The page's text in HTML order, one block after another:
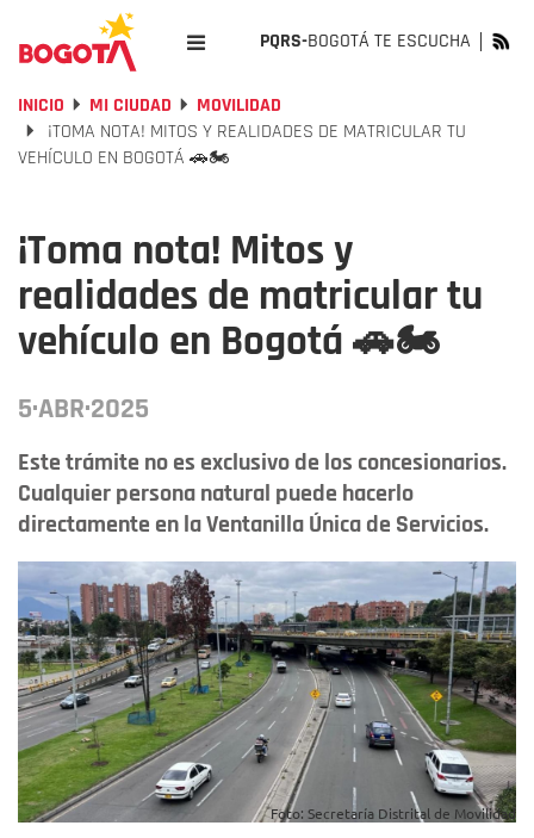
PQRS-BOGOTÁ TE ESCUCHA
INICIO MI CIUDAD
MOVILIDAD
¡TOMA NOTA! MITOS Y REALIDADES DE MATRICULAR TU
VEHÍCULO EN BOGOTÁ 🚗🏍️
¡Toma nota! Mitos y
realidades de matricular tu
vehículo en Bogotá 🚗🏍️
5·ABR·2025
Este trámite no es exclusivo de los concesionarios.
Cualquier persona natural puede hacerlo
directamente en la Ventanilla Única de Servicios.
Foto: Secretaría Distrital de Movilidad